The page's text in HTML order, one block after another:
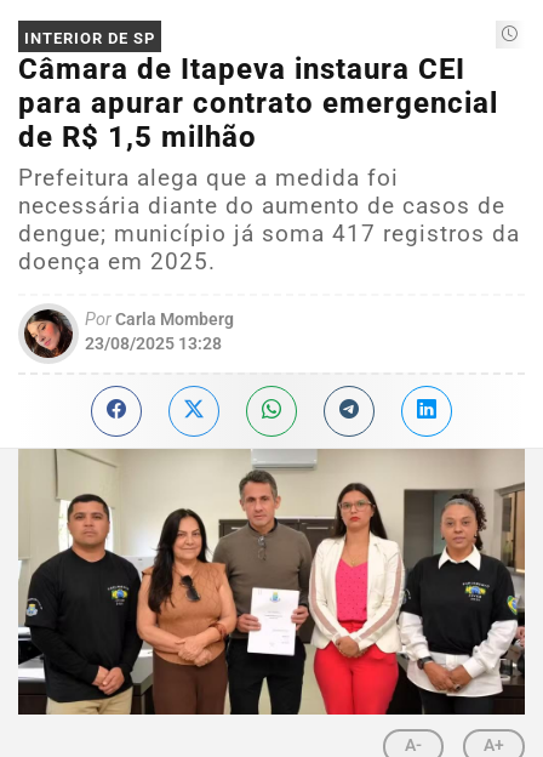
INTERIOR DE SP
Câmara de Itapeva instaura CEI
para apurar contrato emergencial
de R$ 1,5 milhão
Prefeitura alega que a medida foi
necessária diante do aumento de casos de
dengue; município já soma 417 registros da
doença em 2025.
PorCarla Momberg
23/08/2025 13:28
A- A+